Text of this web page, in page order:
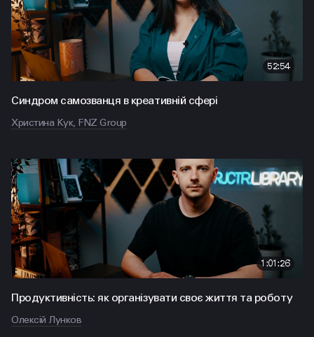
52:54
Синдром самозванця в креативній сфері
Христина Кук, FNZ Group
1:01:26
Продуктивність: як організувати своє життя та роботу
Олексій Лунков